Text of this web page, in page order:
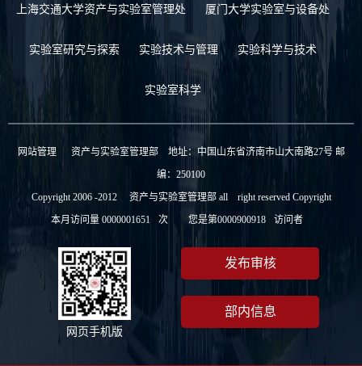
上海交通大学资产与实验室管理处 厦门大学实验室与设备处
实验室研究与探索 实验技术与管理 实验科学与技术
实验室科学
网站管理资产与实验室管理部 地址：中国山东省济南市山大南路27号 邮
编：250100
Copyright 2006 -2012 资产与实验室管理部 all right reserved Copyright
本月访问量 0000001651 次 您是第0000900918 访问者
网页手机版
发布审核
部内信息